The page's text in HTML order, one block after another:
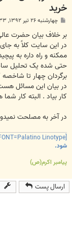
خرید
س
ت
چهارشنبه ۲۶ تیر ۱۳۹۲, ۴:۳۳ ب.ظ
بر خلاف بیان حضرت
در این سایت کلاً به
ممکنه و راه داره به
حتی شده یک تحلیل
برگردان چهار تا شاخصه
در بیان این مسائل
کار بیاد . البته کار
در آخر به مصلحت
[FONT=Palatino Linotype]
شود.
پیامبر اکرم(ص)
ارسال پست